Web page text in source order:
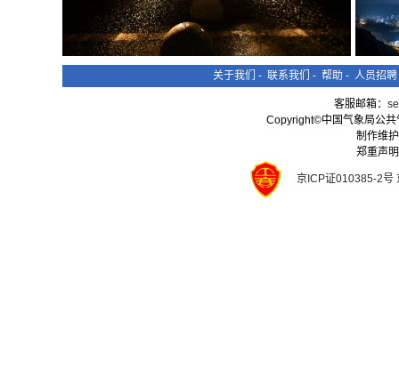
关于我们 - 联系我们 - 帮助 - 人员招聘
客服邮箱：
Copyright©中国气象局公
制作维
郑重声
京ICP证010385-2号